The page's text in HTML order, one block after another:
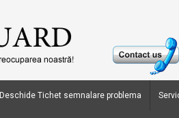
Deschide Tichet semnalare problema